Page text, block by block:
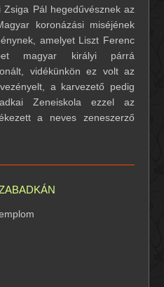
Pál hegedűvésznek az
koronázási miséjének
amelyet Liszt Ferenc
magyar királyi párrá
vidékünkön ez volt az
a karvezető pedig
Zeneiskola ezzel az
a neves zeneszerző